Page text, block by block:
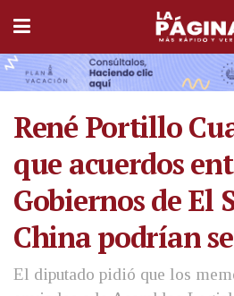
René Portillo
que acuerdos
Gobiernos de El
China podrían
El diputado pidió que los